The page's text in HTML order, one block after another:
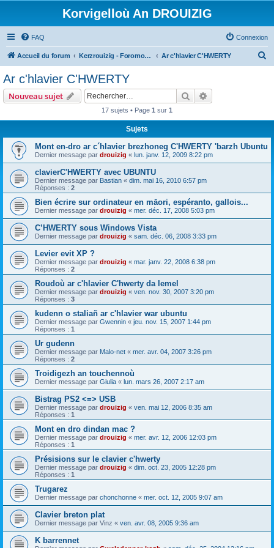
Korvigelloù An DROUIZIG
FAQ Connexion
Accueil du forum Kerzrouizig - Foromoù An Drouizig Ar c'hlavier C'HWERTY
Ar c'hlavier C'HWERTY
Nouveau sujet Rechercher
17 sujets • Page 1 sur 1
Sujets
Mont en-dro ar c´hlavier brezhoneg C'HWERTY 'barzh Ubuntu
Dernier message par drouizig « lun. janv. 12, 2009 8:22 pm
clavierC'HWERTY avec UBUNTU
Dernier message par Bastian « dim. mai 16, 2010 6:57 pm
Réponses : 2
Bien écrire sur ordinateur en māori, espéranto, gallois...
Dernier message par drouizig « mer. déc. 17, 2008 5:03 pm
C’HWERTY sous Windows Vista
Dernier message par drouizig « sam. déc. 06, 2008 3:33 pm
Levier evit XP ?
Dernier message par drouizig « mar. janv. 22, 2008 6:38 pm
Réponses : 2
Roudoù ar c'hlavier C'hwerty da lemel
Dernier message par drouizig « ven. nov. 30, 2007 3:20 pm
Réponses : 3
kudenn o staliañ ar c'hlavier war ubuntu
Dernier message par Gwennin « jeu. nov. 15, 2007 1:44 pm
Réponses : 1
Ur gudenn
Dernier message par Malo-net « mer. avr. 04, 2007 3:26 pm
Réponses : 2
Troidigezh an touchennoù
Dernier message par Giulia « lun. mars 26, 2007 2:17 am
Bistrag PS2 <=> USB
Dernier message par drouizig « ven. mai 12, 2006 8:35 am
Réponses : 1
Mont en dro dindan mac ?
Dernier message par drouizig « mer. avr. 12, 2006 12:03 pm
Réponses : 1
Présisions sur le clavier c'hwerty
Dernier message par drouizig « dim. oct. 23, 2005 12:28 pm
Réponses : 1
Trugarez
Dernier message par chonchonne « mer. oct. 12, 2005 9:07 am
Clavier breton plat
Dernier message par Vinz « ven. avr. 08, 2005 9:36 am
K barrennet